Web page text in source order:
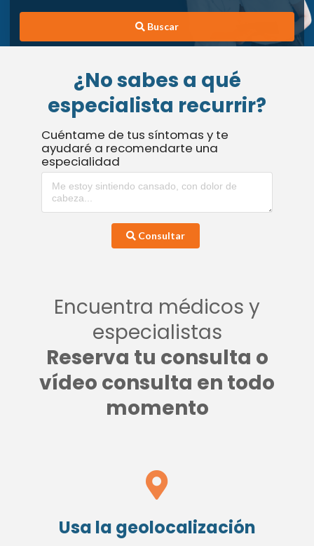
Buscar
¿No sabes a qué
especialista recurrir?
Cuéntame de tus síntomas y te
ayudaré a recomendarte una
especialidad
Consultar
Encuentra médicos y
especialistas
Reserva tu consulta o
vídeo consulta en todo
momento
Usa la geolocalización